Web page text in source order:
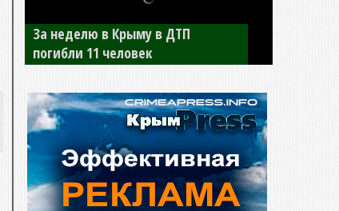
За неделю в Крыму в ДТП
погибли 11 человек